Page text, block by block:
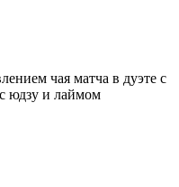
чая матча в дуэте с
юдзу и лаймом